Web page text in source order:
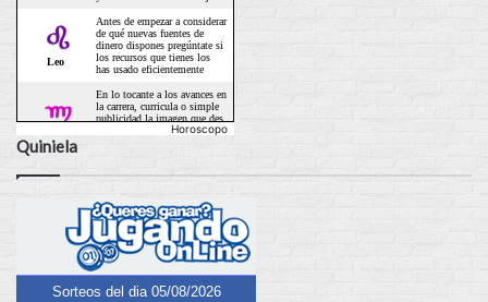
Horoscopo
Quiniela